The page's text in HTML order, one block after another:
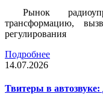
Рынок
трансформацию,
регулирования
Подробнее
14.07.2026
Твитеры в автозвуке: